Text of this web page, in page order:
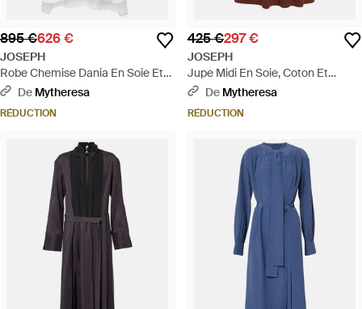
895 €626 €
JOSEPH
Robe Chemise Dania En Soie Et
Coton A Imprime - Bleu
De Mytheresa
RÉDUCTION
425 €297 €
JOSEPH
Jupe Midi En Soie, Coton Et
Cachemire Melanges - Marron
De Mytheresa
RÉDUCTION